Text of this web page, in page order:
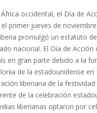
occidental, el Día de
primer jueves de
promulgó un estatuto
nacional. El Día de Acción
en gran parte debido a la
de la estadounidense en
liberiana de la festividad
de la celebración
liberianas optaron por